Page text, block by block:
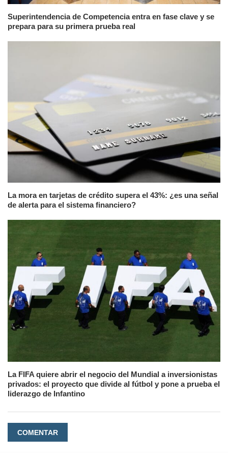
Superintendencia de Competencia entra en fase clave y se
prepara para su primera prueba real
La mora en tarjetas de crédito supera el 43%: ¿es una señal
de alerta para el sistema financiero?
La FIFA quiere abrir el negocio del Mundial a inversionistas
privados: el proyecto que divide al fútbol y pone a prueba el
liderazgo de Infantino
COMENTAR